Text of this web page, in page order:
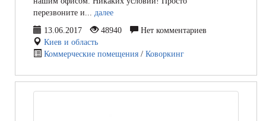
перезвоните и... далее
13.06.2017
48940
Нет комментариев
Киев и область
Коммерческие помещения / Коворкинг